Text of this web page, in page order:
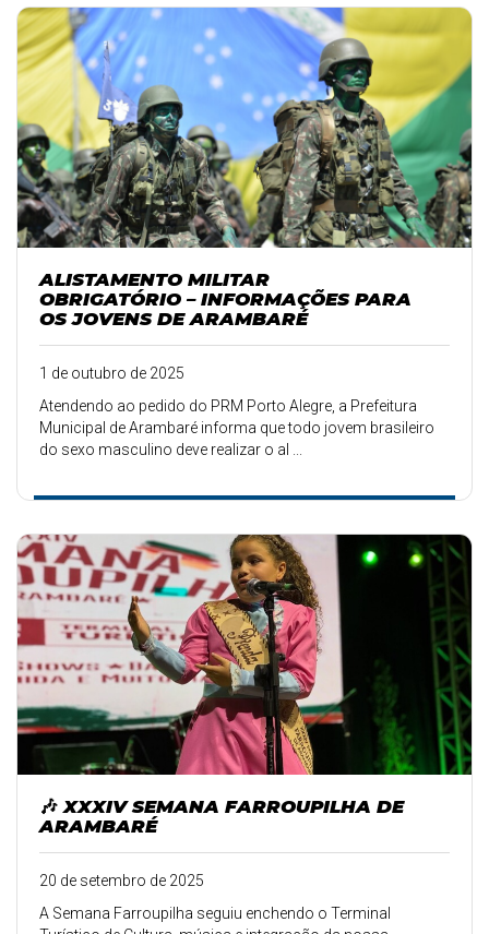
ALISTAMENTO MILITAR
OBRIGATÓRIO – INFORMAÇÕES PARA
OS JOVENS DE ARAMBARÉ
1 de outubro de 2025
Atendendo ao pedido do PRM Porto Alegre, a Prefeitura
Municipal de Arambaré informa que todo jovem brasileiro
do sexo masculino deve realizar o al ...
🎶 XXXIV SEMANA FARROUPILHA DE
ARAMBARÉ
20 de setembro de 2025
A Semana Farroupilha seguiu enchendo o Terminal